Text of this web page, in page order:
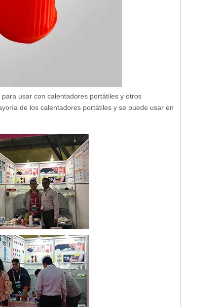
usar con calentadores portátiles y otros
de los calentadores portátiles y se puede usar en